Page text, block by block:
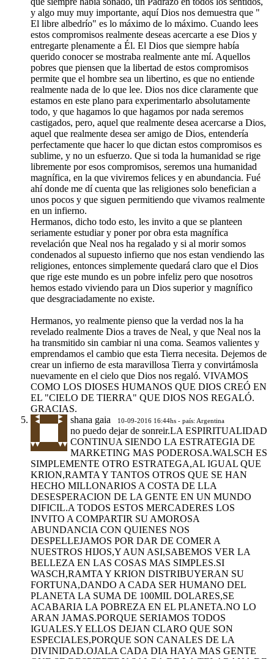
y algo muy muy importante, aquí Dios nos demuestra que "
El libre albedrío" es lo máximo de lo máximo. Cuando lees
estos compromisos realmente deseas acercarte a ese Dios y
entregarte plenamente a Él. El Dios que siempre había
querido conocer se mostraba realmente ante mí. Aquellos
pobres que piensen que la libertad de estos compromisos
permite que el hombre sea un libertino, es que no entiende
realmente nada de lo que lee. Dios nos dice claramente que
estamos en este plano para experimentarlo absolutamente
todo, y que hagamos lo que hagamos por nada seremos
castigados, pero, aquel que realmente desea acercarse a Dios,
aquel que realmente desea ser amigo de Dios, entendería
perfectamente que hacer lo que dictan estos compromisos es
sublime, y no un esfuerzo. Que si toda la humanidad se rige
libremente por esos compromisos, seremos una humanidad
magnífica, en la que viviremos felices y en abundancia. Fué
ahí donde me dí cuenta que las religiones solo benefician a
unos pocos y que siguen permitiendo que vivamos realmente
en un infierno.
Hermanos, dicho todo esto, les invito a que se planteen
seriamente estudiar y poner por obra esta magnífica
revelación que Neal nos ha regalado y si al morir somos
condenados al supuesto infierno que nos estan vendiendo las
religiones, entonces simplemente quedará claro que el Dios
que rige este mundo es un pobre infeliz pero que nosotros
hemos estado viviendo para un Dios superior y magnífico
que desgraciadamente no existe.
Hermanos, yo realmente pienso que la verdad nos la ha
revelado realmente Dios a traves de Neal, y que Neal nos la
ha transmitido sin cambiar ni una coma. Seamos valientes y
emprendamos el cambio que esta Tierra necesita. Dejemos de
crear un infierno de esta maravillosa Tierra y convirtámosla
nuevamente en el cielo que Dios nos regaló. VIVAMOS
COMO LOS DIOSES HUMANOS QUE DIOS CREÓ EN
EL "CIELO DE TIERRA" QUE DIOS NOS REGALÓ.
GRACIAS.
shana gaia
10-09-2016 16:44hs - país: Argentina
no puedo dejar de sonreir.LA ESPIRITUALIDAD
CONTINUA SIENDO LA ESTRATEGIA DE
MARKETING MAS PODEROSA.WALSCH ES
SIMPLEMENTE OTRO ESTRATEGA,AL IGUAL QUE
KRION,RAMTA Y TANTOS OTROS QUE SE HAN
HECHO MILLONARIOS A COSTA DE LLA
DESESPERACION DE LA GENTE EN UN MUNDO
DIFICIL.A TODOS ESTOS MERCADERES LOS
INVITO A COMPARTIR SU AMOROSA
ABUNDANCIA CON QUIENES NOS
DESPELLEJAMOS POR DAR DE COMER A
NUESTROS HIJOS,Y AUN ASI,SABEMOS VER LA
BELLEZA EN LAS COSAS MAS SIMPLES.SI
WASCH,RAMTA Y KRION DISTRIBUYERAN SU
FORTUNA,DANDO A CADA SER HUMANO DEL
PLANETA LA SUMA DE 100MIL DOLARES,SE
ACABARIA LA POBREZA EN EL PLANETA.NO LO
ARAN JAMAS.PORQUE SERIAMOS TODOS
IGUALES.Y ELLOS DEJAN CLARO QUE SON
ESPECIALES,PORQUE SON CANALES DE LA
DIVINIDAD.OJALA CADA DIA HAYA MAS GENTE